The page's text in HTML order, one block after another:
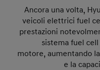
Ancora una volta,
veicoli elettrici fuel
prestazioni
sistema fuel
motore, aumentando
e la